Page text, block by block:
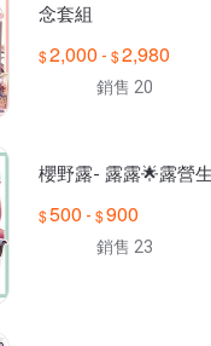
念套組
2,000 - 2,980
銷售 20
櫻野露- 露露🌟露營
500 - 900
銷售 23